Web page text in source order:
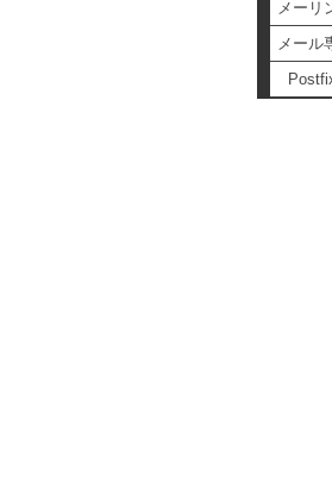
メーリ
メール